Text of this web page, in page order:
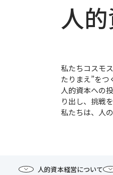
人
私たちコスモ
たりまえ”をつ
人的資本への
り出し、挑戦
私たちは、人
人的資本経営について